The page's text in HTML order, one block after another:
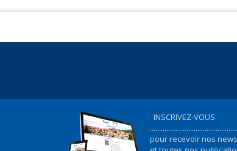
INSCRIVEZ-VOUS
pour recevoir nos